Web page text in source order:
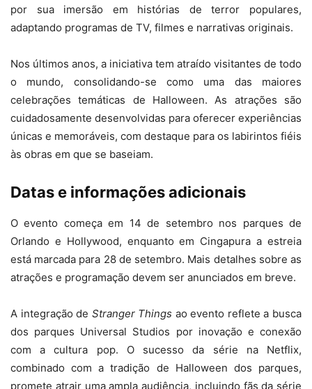
por sua imersão em histórias de terror populares,
adaptando programas de TV, filmes e narrativas originais.
Nos últimos anos, a iniciativa tem atraído visitantes de todo
o mundo, consolidando-se como uma das maiores
celebrações temáticas de Halloween. As atrações são
cuidadosamente desenvolvidas para oferecer experiências
únicas e memoráveis, com destaque para os labirintos fiéis
às obras em que se baseiam.
Datas e informações adicionais
O evento começa em 14 de setembro nos parques de
Orlando e Hollywood, enquanto em Cingapura a estreia
está marcada para 28 de setembro. Mais detalhes sobre as
atrações e programação devem ser anunciados em breve.
A integração de Stranger Things ao evento reflete a busca
dos parques Universal Studios por inovação e conexão
com a cultura pop. O sucesso da série na Netflix,
combinado com a tradição de Halloween dos parques,
promete atrair uma ampla audiência, incluindo fãs da série